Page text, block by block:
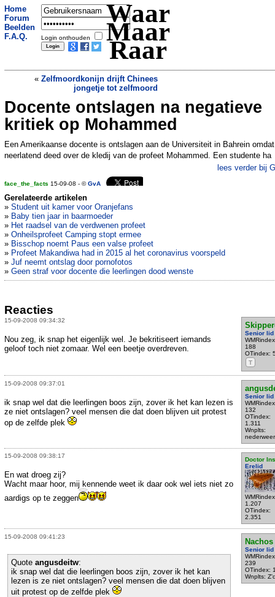
Home
Forum
Beelden
F.A.Q.
Login onthouden
Waar
Maar
Raar
« Zelfmoordkonijn drijft Chinees
jongetje tot zelfmoord
Drie doden door omvang penis»
Docente ontslagen na negatieve
kritiek op Mohammed
Een Amerikaanse docente is ontslagen aan de Universiteit in Bahrein
neerlatend deed over de kledij van de profeet Mohammed. Een studente ha
lees verder bij
face_the_facts 15-09-08 - ©GvA
Gerelateerde artikelen
» Student uit kamer voor Oranjefans
» Baby tien jaar in baarmoeder
» Het raadsel van de verdwenen profeet
» Onheilsprofeet Camping stopt ermee
» Bisschop noemt Paus een valse profeet
» Profeet Makandiwa had in 2015 al het coronavirus voorspeld
» Juf neemt ontslag door pornofotos
» Geen straf voor docente die leerlingen dood wenste
Reacties
15-09-2008 09:34:32
Senior lid
188
OTindex:
T
Nou zeg, ik snap het eigenlijk wel. Je bekritiseert iemands
geloof toch niet zomaar. Wel een beetje overdreven.
15-09-2008 09:37:01
Senior lid
132
OTindex:
1.311
Wnplts:
ik snap wel dat die leerlingen boos zijn, zover ik het kan lezen is
ze niet ontslagen? veel mensen die dat doen blijven uit protest
op de zelfde plek
15-09-2008 09:38:17
Doctor
Erelid
1.207
OTindex:
2.351
En wat droeg zij?
Wacht maar hoor, mij kennende weet ik daar ook wel iets niet zo
aardigs op te zeggen
15-09-2008 09:41:23
Nachos
Senior lid
239
OTindex:
Wnplts:
Quote angusdeitw:
ik snap wel dat die leerlingen boos zijn, zover ik het kan
lezen is ze niet ontslagen? veel mensen die dat doen blijven
uit protest op de zelfde plek